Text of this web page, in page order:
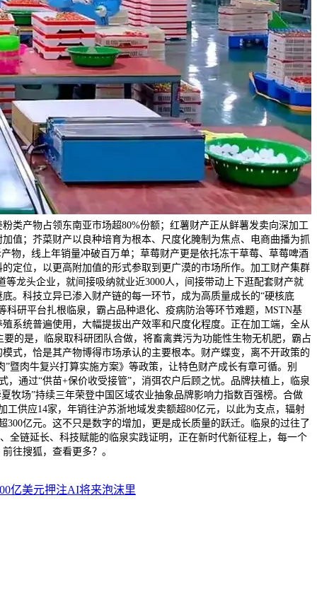
类产物占领东南亚市场超80%份额；红薯财产正从鲜薯发卖向深加工
值；芥菜财产以良种培育为根本、尺度化腌制为焦点、电商曲播为抓
物，线上年销量冲破百万单；草莓财产更是依托冻干草莓、草莓啤酒
定位，以更高附加值的形式参取到更广漠的市场所作。加工财产集群
龙头企业，就间接吸纳就业近3000人，间接带动上下逛配套财产就
。科技立异已渗入财产链的每一环节，成为高质量成长的“硬核底
研平台扎根临泉，霸占品种退化、疫病防治等环节难题，MSTN基
系统普遍使用，大幅提拔出产效率和尺度化程度。正在加工端，全从
要的是，临泉取科研团队合做，将畜禽粪污为功能性生物无机肥，霸占
式，恰是其产物博得市场承认的主要根本。财产蝶变，离不开政策的
暨肉牛复兴打算实施方案》等政策，让特色财产成长有章可循。别
通过“供苗+保价收受接管”，消弭农户后顾之忧。品牌扶植上，临泉
牧场”持续三年荣登中国区域农业抽象品牌影响力指数百强榜。合做
供应14家，年销往沪苏浙地域发卖额超80亿元，以此为支点，辐射
亿元。这不只是数字的增加，更是成长质量的跃迁。临泉的过往了
全链延长、科技赋能的临泉实践证明，正在新时代新征程上，每一个
往搜狐，查看更多？。
亿美元押注AI将来泡沫里